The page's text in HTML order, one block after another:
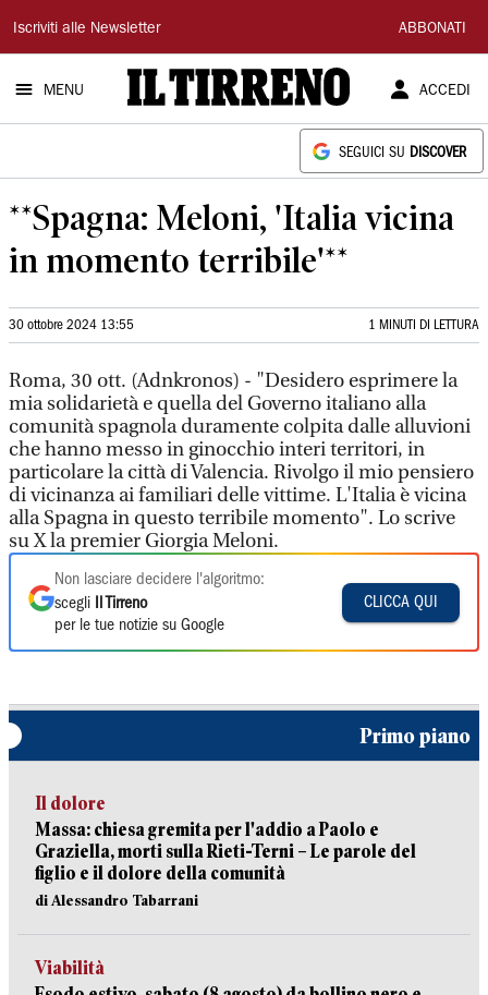
Il
Tirreno
Iscriviti alle Newsletter ABBONATI
MENU ACCEDI
SEGUICI SU DISCOVER
**Spagna: Meloni, 'Italia vicina
in momento terribile'**
30 ottobre 2024 13:55 1 MINUTI DI LETTURA
Roma, 30 ott. (Adnkronos) - "Desidero esprimere la
mia solidarietà e quella del Governo italiano alla
comunità spagnola duramente colpita dalle alluvioni
che hanno messo in ginocchio interi territori, in
particolare la città di Valencia. Rivolgo il mio pensiero
di vicinanza ai familiari delle vittime. L'Italia è vicina
alla Spagna in questo terribile momento". Lo scrive
su X la premier Giorgia Meloni.
Non lasciare decidere l'algoritmo:
scegli
Il Tirreno
per le tue notizie su Google
CLICCA QUI
Primo piano
Il dolore
Massa: chiesa gremita per l'addio a Paolo e
Graziella, morti sulla Rieti-Terni – Le parole del
figlio e il dolore della comunità
di Alessandro Tabarrani
Viabilità